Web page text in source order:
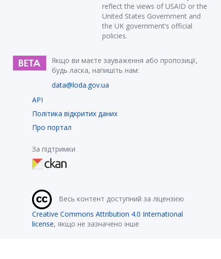
reflect the views of USAID or the
United States Government and
the UK government’s official
policies.
Якщо ви маєте зауваження або пропозиції,
будь ласка, напишіть нам:
data@loda.gov.ua
API
Політика відкритих даних
Про портал
За підтримки
Весь контент доступний за ліцензією
Creative Commons Attribution 4.0 International
license, якщо не зазначено інше